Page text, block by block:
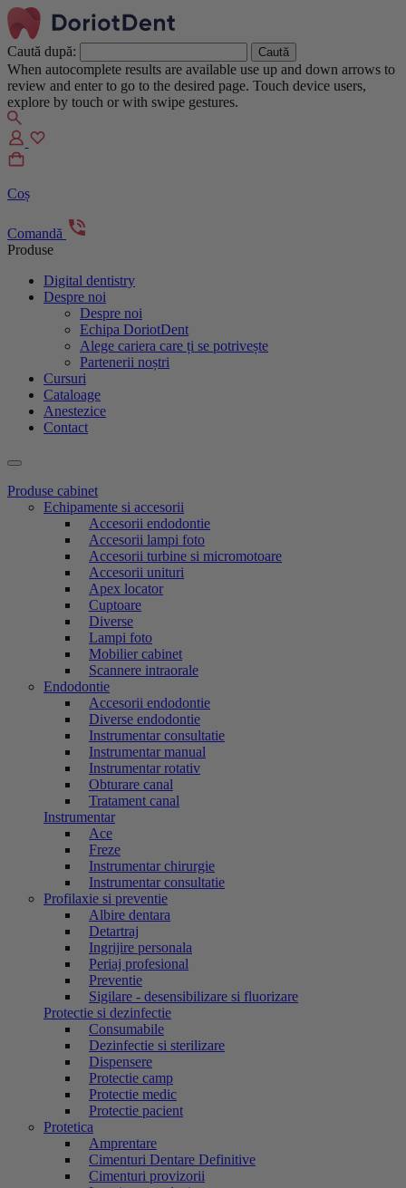
Caută după:
When autocomplete results are available use up and down arrows to
review and enter to go to the desired page. Touch device users,
explore by touch or with swipe gestures.
Coș
Comandă
Produse
Digital dentistry
Despre noi
Despre noi
Echipa DoriotDent
Alege cariera care ți se potrivește
Partenerii noștri
Cursuri
Cataloage
Anestezice
Contact
Produse cabinet
Echipamente si accesorii
Accesorii endodontie
Accesorii lampi foto
Accesorii turbine si micromotoare
Accesorii unituri
Apex locator
Cuptoare
Diverse
Lampi foto
Mobilier cabinet
Scannere intraorale
Endodontie
Accesorii endodontie
Diverse endodontie
Instrumentar consultatie
Instrumentar manual
Instrumentar rotativ
Obturare canal
Tratament canal
Instrumentar
Ace
Freze
Instrumentar chirurgie
Instrumentar consultatie
Profilaxie si preventie
Albire dentara
Detartraj
Ingrijire personala
Periaj profesional
Preventie
Sigilare - desensibilizare si fluorizare
Protectie si dezinfectie
Consumabile
Dezinfectie si sterilizare
Dispensere
Protectie camp
Protectie medic
Protectie pacient
Protetica
Amprentare
Cimenturi Dentare Definitive
Cimenturi provizorii